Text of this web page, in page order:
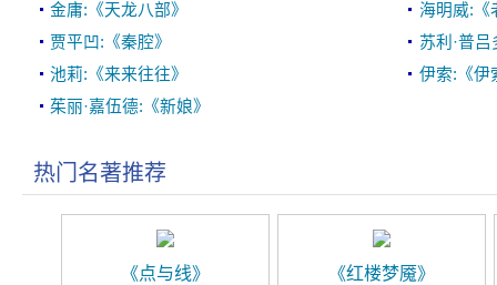
金庸:《天龙八部》
海明威:《
贾平凹:《秦腔》
苏利·普
池莉:《来来往往》
伊索:《伊
茱丽·嘉伍德:《新娘》
热门名著推荐
《点与线》 《红楼梦魇》